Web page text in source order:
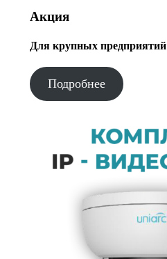
Акция
Для крупных предприятий
Подробнее